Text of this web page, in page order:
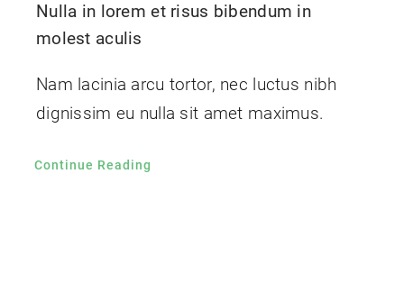
Nulla in lorem et risus bibendum in
molest aculis
Nam lacinia arcu tortor, nec luctus nibh
dignissim eu nulla sit amet maximus.
Continue Reading